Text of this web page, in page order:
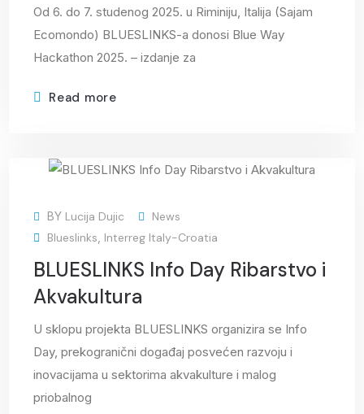
Od 6. do 7. studenog 2025. u Riminiju, Italija (Sajam
Ecomondo) BLUESLINKS-a donosi Blue Way
Hackathon 2025. – izdanje za
Read more
Oct
BY Lucija Dujic
News
Blueslinks Interreg Italy-Croatia
BLUESLINKS Info Day Ribarstvo i
Akvakultura
U sklopu projekta BLUESLINKS organizira se Info
Day, prekogranični događaj posvećen razvoju i
inovacijama u sektorima akvakulture i malog
priobalnog